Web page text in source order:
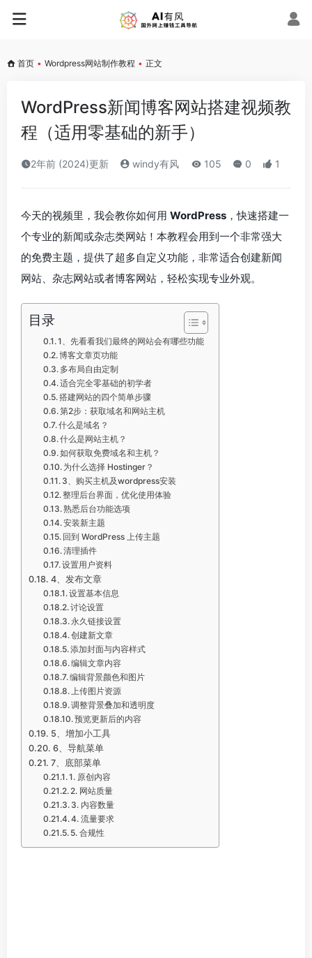
首页 • Wordpress网站制作教程 • 正文
WordPress新闻博客网站搭建视频教
程（适用零基础的新手）
2年前 (2024)更新 windy有风 105 0 1
今天的视频里，我会教你如何用 WordPress ，快速搭建一
个专业的新闻或杂志类网站！本教程会用到一个非常强大
的免费主题，提供了超多自定义功能，非常适合创建新闻
网站、杂志网站或者博客网站，轻松实现专业外观。
目录
1、先看看我们最终的网站会有哪些功能
博客文章页功能
多布局自由定制
适合完全零基础的初学者
搭建网站的四个简单步骤
第2步：获取域名和网站主机
什么是域名？
什么是网站主机？
如何获取免费域名和主机？
为什么选择 Hostinger？
3、购买主机及wordpress安装
整理后台界面，优化使用体验
熟悉后台功能选项
安装新主题
回到 WordPress 上传主题
清理插件
设置用户资料
4、发布文章
设置基本信息
讨论设置
永久链接设置
创建新文章
添加封面与内容样式
编辑文章内容
编辑背景颜色和图片
上传图片资源
调整背景叠加和透明度
预览更新后的内容
5、增加小工具
6、导航菜单
7、底部菜单
1. 原创内容
2. 网站质量
3. 内容数量
4. 流量要求
5. 合规性